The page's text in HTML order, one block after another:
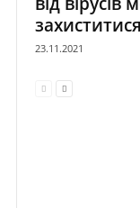
23.11.2021